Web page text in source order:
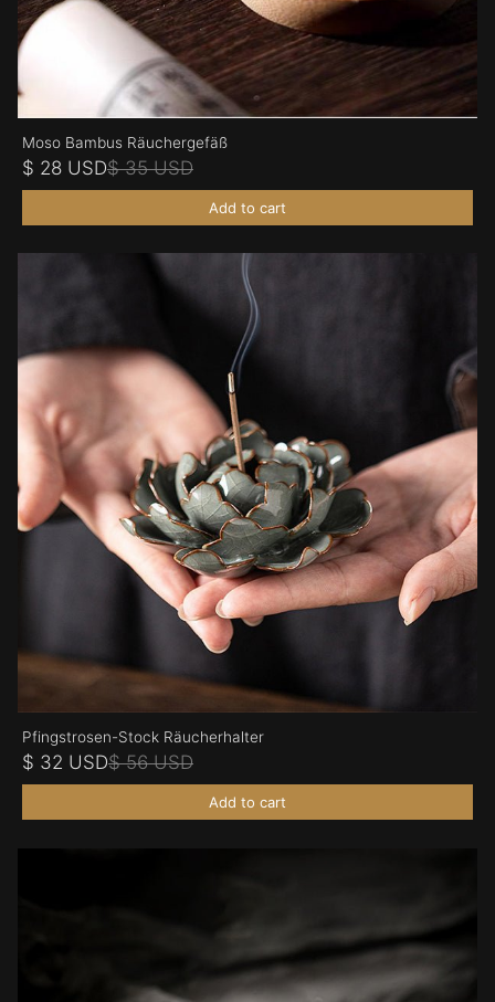
Moso Bambus Räuchergefäß
$ 28 USD$ 35 USD
Add to cart
Pfingstrosen-Stock Räucherhalter
$ 32 USD$ 56 USD
Add to cart